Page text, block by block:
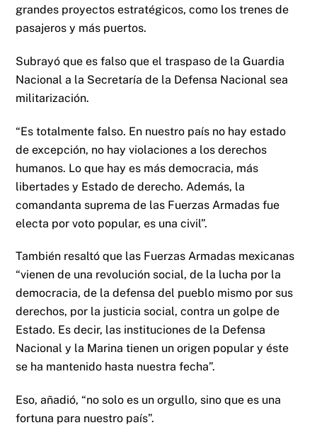
grandes proyectos estratégicos, como los trenes de
pasajeros y más puertos.
Subrayó que es falso que el traspaso de la Guardia
Nacional a la Secretaría de la Defensa Nacional sea
militarización.
“Es totalmente falso. En nuestro país no hay estado
de excepción, no hay violaciones a los derechos
humanos. Lo que hay es más democracia, más
libertades y Estado de derecho. Además, la
comandanta suprema de las Fuerzas Armadas fue
electa por voto popular, es una civil”.
También resaltó que las Fuerzas Armadas mexicanas
“vienen de una revolución social, de la lucha por la
democracia, de la defensa del pueblo mismo por sus
derechos, por la justicia social, contra un golpe de
Estado. Es decir, las instituciones de la Defensa
Nacional y la Marina tienen un origen popular y éste
se ha mantenido hasta nuestra fecha”.
Eso, añadió, “no solo es un orgullo, sino que es una
fortuna para nuestro país”.